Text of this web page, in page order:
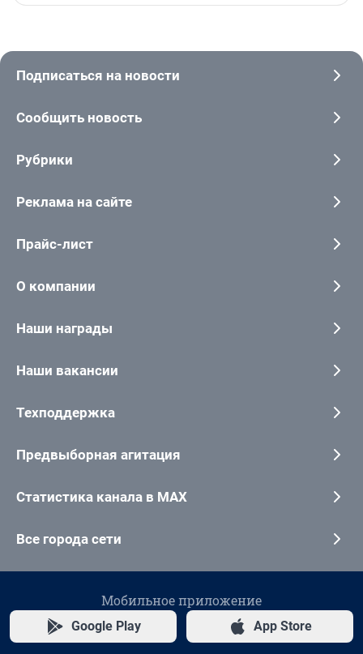
Подписаться на новости
Сообщить новость
Рубрики
Реклама на сайте
Прайс-лист
О компании
Наши награды
Наши вакансии
Техподдержка
Предвыборная агитация
Статистика канала в MAX
Все города сети
Мобильное приложение
Google Play App Store